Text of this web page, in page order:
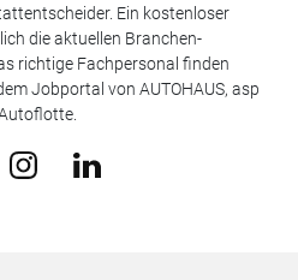
Ein kostenloser
die aktuellen Branchen-
richtige Fachpersonal finden
Jobportal von AUTOHAUS, asp